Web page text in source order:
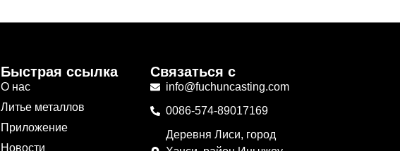
Быстрая ссылка
О нас
Литье металлов
Приложение
Новости
Связаться с
info@fuchuncasting.com
0086-574-89017169
Деревня Лиси, город